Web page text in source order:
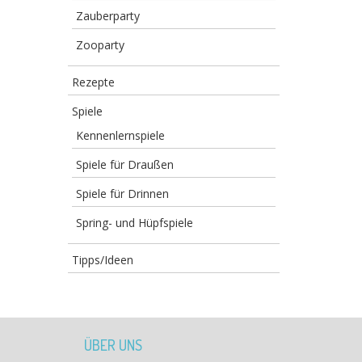
Zauberparty
Zooparty
Rezepte
Spiele
Kennenlernspiele
Spiele für Draußen
Spiele für Drinnen
Spring- und Hüpfspiele
Tipps/Ideen
ÜBER UNS